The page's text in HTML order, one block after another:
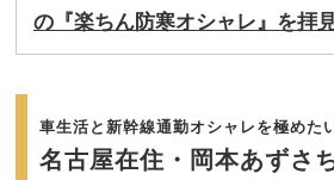
の『楽ちん防寒オシャレ』を拝
車生活と新幹線通勤オシャレを極めた
名古屋在住・岡本あずさ